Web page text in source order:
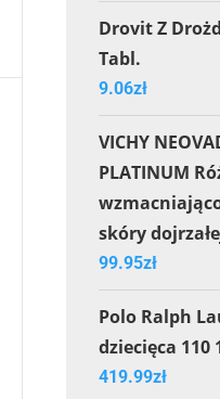
Drovit Z
Tabl.
9.06zł
VICHY
PLATINUM
skóry
99.95zł
Polo Ralph
dziecięca 110
419.99zł